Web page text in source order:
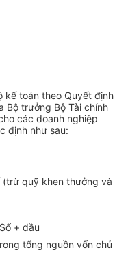
kế toán theo Quyết định
Bộ trưởng Bộ Tài chính
các doanh nghiệp
định như sau:
(trừ quỹ khen thưởng và
+ dầu
tổng nguồn vốn chủ